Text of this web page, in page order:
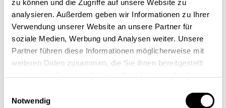
zu können und die Zugriffe auf unsere Website zu
analysieren. Außerdem geben wir Informationen zu Ihrer
Verwendung unserer Website an unsere Partner für
soziale Medien, Werbung und Analysen weiter. Unsere
Partner führen diese Informationen möglicherweise mit
weiteren Daten zusammen, die Sie ihnen bereitgestellt
Notwendig
Collective Incubator
Sommerfest